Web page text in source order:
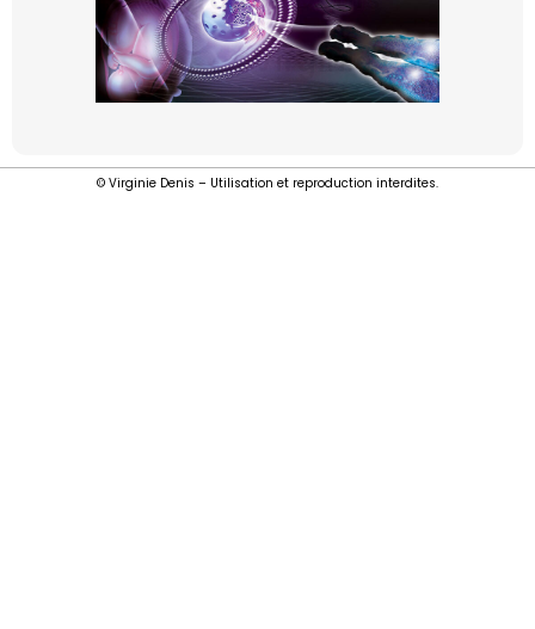
© Virginie Denis – Utilisation et reproduction interdites.